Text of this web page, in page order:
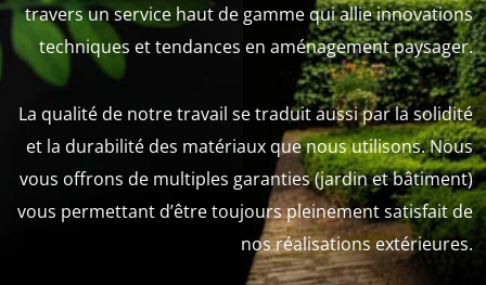
travers un service haut de gamme qui allie innovations
techniques et tendances en aménagement paysager.
La qualité de notre travail se traduit aussi par la solidité
et la durabilité des matériaux que nous utilisons. Nous
vous offrons de multiples garanties (jardin et bâtiment)
vous permettant d’être toujours pleinement satisfait de
nos réalisations extérieures.